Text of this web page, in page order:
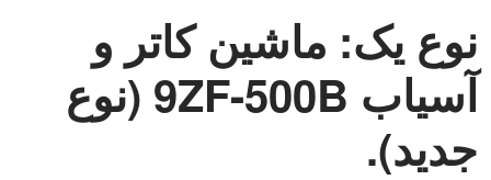
نوع یک: ماشین کاتر و
آسیاب 9ZF-500B (نوع
جدید).